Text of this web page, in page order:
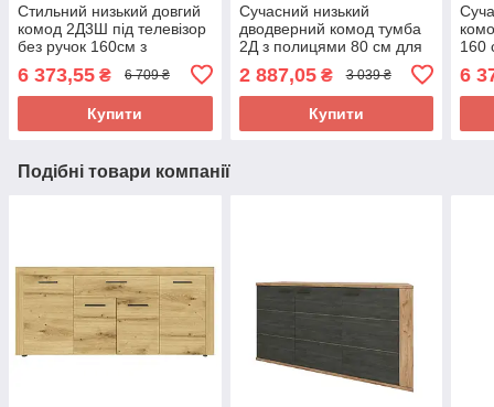
Стильний низький довгий
комод 2Д3Ш під телевізор
без ручок 160см з
вітальню Нітро Софт
Сокме
6 373,55 ₴ 6 709 ₴
Купити
Сучасний низький
дводверний комод тумба
2Д з полицями 80 см для
коридор ДСП Нітро Сокме
2 887,05₴ 3 039 ₴
Купити
160
ДСП
6
Подібні товари компанії